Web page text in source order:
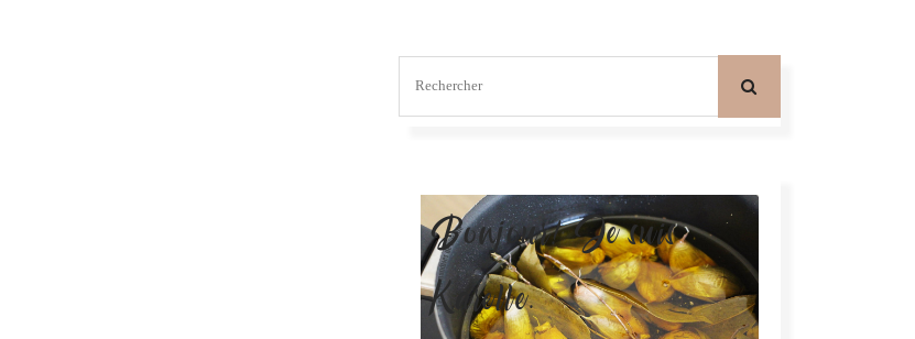
Bonjour! Je suis
Karelle.